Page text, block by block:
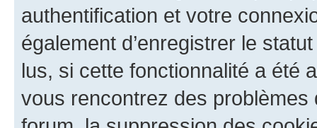
authentification et votre
également d’enregistrer le
lus, si cette fonctionnalité a été
vous rencontrez des